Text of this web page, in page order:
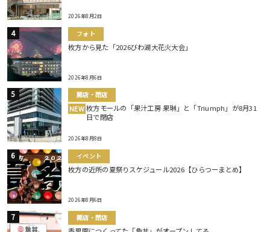
2026年8月2日
フォト
枚方から見た「2026びわ湖大花火大会」
2026年8月6日
開店・閉店
NEW 枚方モールの「果汁工房 果琳」と「Triumph」が8月31
日で閉店
2026年8月8日
イベント
枚方の近所の夏祭りスケジュール2026【ひらつーまとめ】
2026年8月6日
開店・閉店